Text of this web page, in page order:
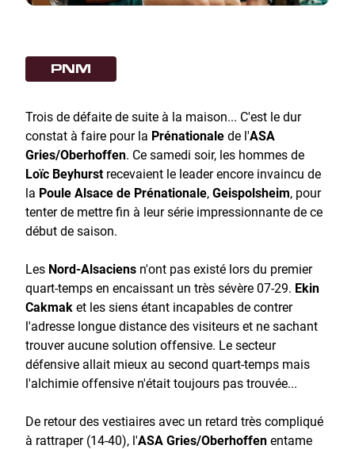
PNM
Trois de défaite de suite à la maison... C'est le dur
constat à faire pour la Prénationalede l'ASA
Gries/Oberhoffen. Ce samedi soir, les hommes de
Loïc Beyhurstrecevaient le leader encore invaincu de
la Poule Alsace de Prénationale,Geispolsheim, pour
tenter de mettre fin à leur série impressionnante de ce
début de saison.
Les Nord-Alsaciens n'ont pas existé lors du premier
quart-temps en encaissant un très sévère 07-29. Ekin
Cakmaket les siens étant incapables de contrer
l'adresse longue distance des visiteurs et ne sachant
trouver aucune solution offensive. Le secteur
défensive allait mieux au second quart-temps mais
l'alchimie offensive n'était toujours pas trouvée...
De retour des vestiaires avec un retard très compliqué
à rattraper (14-40), l'ASA Gries/Oberhoffenentame